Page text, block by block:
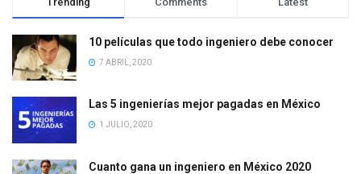
10 películas que todo ingeniero debe conocer
7 ABRIL, 2020
Las 5 ingenierías mejor pagadas en México
1 JULIO, 2020
Cuanto gana un ingeniero en México 2020